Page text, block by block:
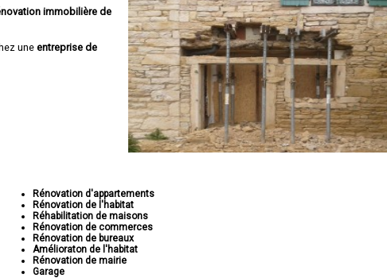
immobilière de
une entreprise de
Rénovation d'appartements
Rénovation de l'habitat
Réhabilitation de maisons
Rénovation de commerces
Rénovation de bureaux
Amélioraton de l'habitat
Rénovation de mairie
Garage